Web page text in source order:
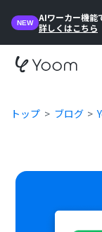
NEW
AIワーカー機能
詳しくはこちら
トップ ブログ